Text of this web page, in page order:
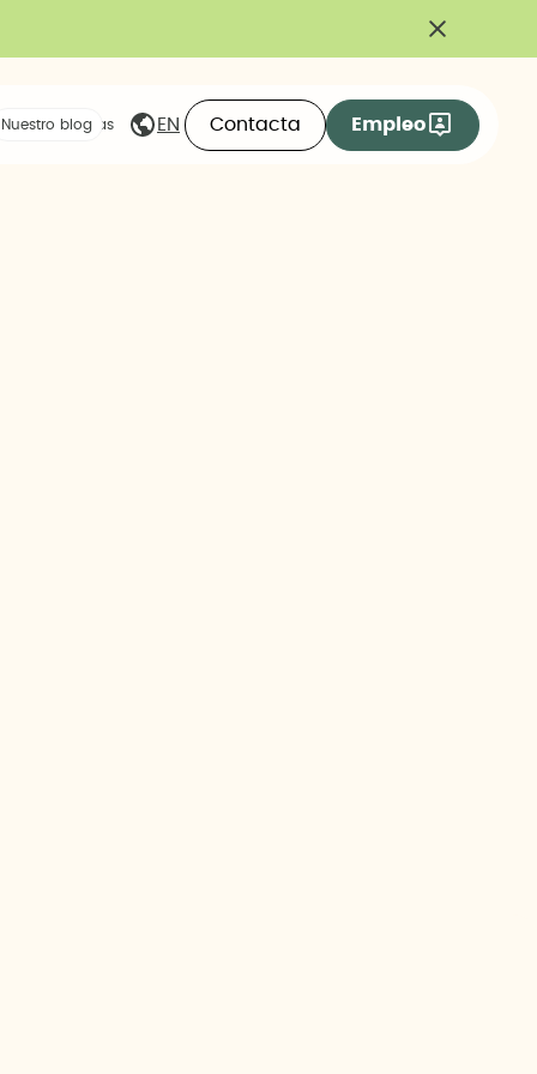
compartidas
Nuestro blog EN Contacta Empleo